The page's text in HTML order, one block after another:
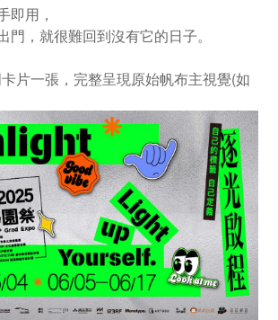
即用，
門，就很難回到沒有它的日子。
片一張，完整呈現原始帆布主視覺(如